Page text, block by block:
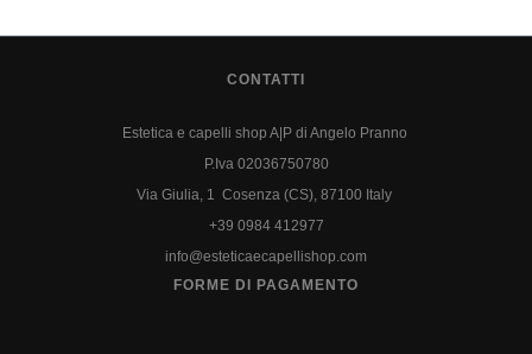
CONTATTI
Estetica e capelli shop A|P di Angelo Pranno
P.Iva 02036750780
Via Giulia, 1 Cosenza (CS), 87100 Italy
+39 0984 412977
info@esteticaecapellishop.com
FORME DI PAGAMENTO